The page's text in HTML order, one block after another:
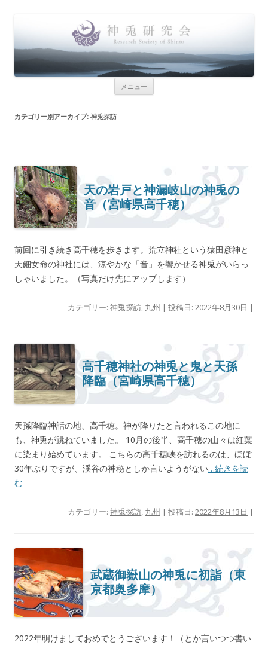
メニュー
カテゴリー別アーカイブ: 神兎探訪
天の岩戸と神漏岐山の神兎の
音（宮崎県高千穂）
前回に引き続き高千穂を歩きます。荒立神社という猿田彦神と
天鈿女命の神社には、涼やかな「音」を響かせる神兎がいらっ
しゃいました。（写真だけ先にアップします）
カテゴリー: 神兎探訪, 九州 | 投稿日: 2022年8月30日 |
高千穂神社の神兎と鬼と天孫
降臨（宮崎県高千穂）
天孫降臨神話の地、高千穂。神が降りたと言われるこの地に
も、神兎が跳ねていました。 10月の後半、高千穂の山々は紅葉
に染まり始めています。 こちらの高千穂峡を訪れるのは、ほぼ
30年ぶりですが、渓谷の神秘としか言いようがない…続きを読
む
カテゴリー: 神兎探訪, 九州 | 投稿日: 2022年8月13日 |
武蔵御嶽山の神兎に初詣（東
京都奥多摩）
2022年明けましておめでとうございます！（とか言いつつ書い